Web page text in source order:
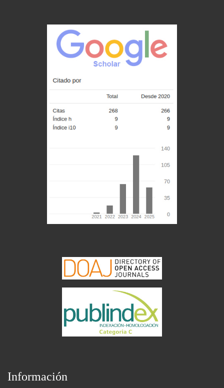
Información